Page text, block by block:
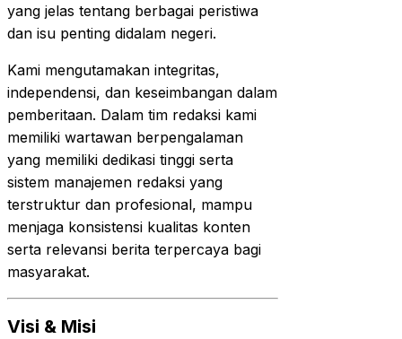
yang jelas tentang berbagai peristiwa
dan isu penting didalam negeri.
Kami mengutamakan integritas,
independensi, dan keseimbangan dalam
pemberitaan. Dalam tim redaksi kami
memiliki wartawan berpengalaman
yang memiliki dedikasi tinggi serta
sistem manajemen redaksi yang
terstruktur dan profesional, mampu
menjaga konsistensi kualitas konten
serta relevansi berita terpercaya bagi
masyarakat.
Visi & Misi